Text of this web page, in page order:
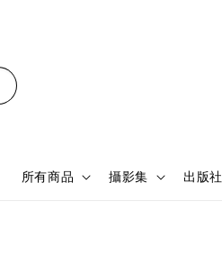
所有商品 攝影集 出版社